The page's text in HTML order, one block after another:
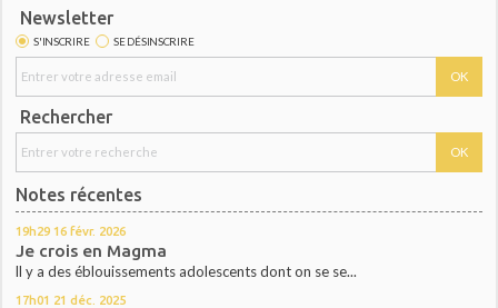
Newsletter
S'INSCRIRE SE DÉSINSCRIRE
Rechercher
Notes récentes
19h29 16 févr. 2026
Je crois en Magma
ll y a des éblouissements adolescents dont on se se...
17h01 21 déc. 2025